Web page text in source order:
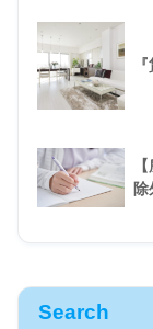
除
Search